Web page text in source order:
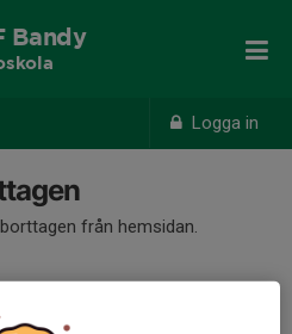
Logga in
Bandy
från hemsidan.